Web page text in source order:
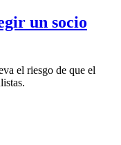
un socio
el riesgo de que el